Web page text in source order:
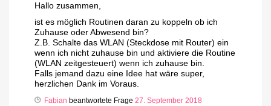
Hallo zusammen,
ist es möglich Routinen daran zu koppeln ob ich
Zuhause oder Abwesend bin?
Z.B. Schalte das WLAN (Steckdose mit Router) ein
wenn ich nicht zuhause bin und aktiviere die Routine
(WLAN zeitgesteuert) wenn ich zuhause bin.
Falls jemand dazu eine Idee hat wäre super,
herzlichen Dank im Voraus.
Fabian beantwortete Frage 27. September 2018